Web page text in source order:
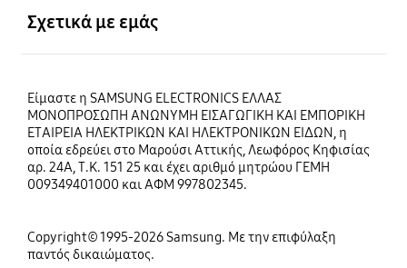
Σχετικά με εμάς
Είμαστε η SAMSUNG ELECTRONICS ΕΛΛΑΣ
ΜΟΝΟΠΡΟΣΩΠΗ ΑΝΩΝΥΜΗ ΕΙΣΑΓΩΓΙΚΗ ΚΑΙ ΕΜΠΟΡΙΚΗ
ΕΤΑΙΡΕΙΑ ΗΛΕΚΤΡΙΚΩΝ ΚΑΙ ΗΛΕΚΤΡΟΝΙΚΩΝ ΕΙΔΩΝ, η
οποία εδρεύει στο Μαρούσι Αττικής, Λεωφόρος Κηφισίας
αρ. 24Α, Τ.Κ. 151 25 και έχει αριθμό μητρώου ΓΕΜΗ
009349401000 και ΑΦΜ 997802345.
Copyright© 1995-2026 Samsung. Με την επιφύλαξη
παντός δικαιώματος.